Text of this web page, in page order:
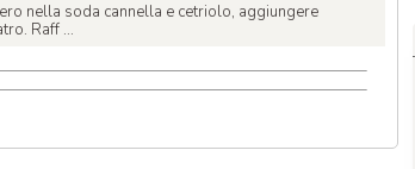
nella soda cannella e cetriolo, aggiungere
Raff ...